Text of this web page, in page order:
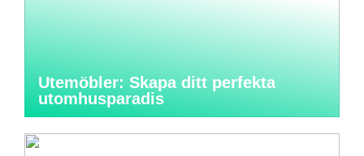
Utemöbler: Skapa ditt perfekta
utomhusparadis